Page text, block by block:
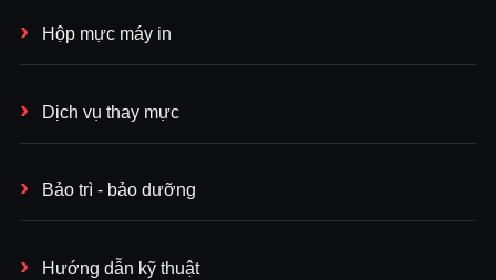
Hộp mực máy in
Dịch vụ thay mực
Bảo trì - bảo dưỡng
Hướng dẫn kỹ thuật